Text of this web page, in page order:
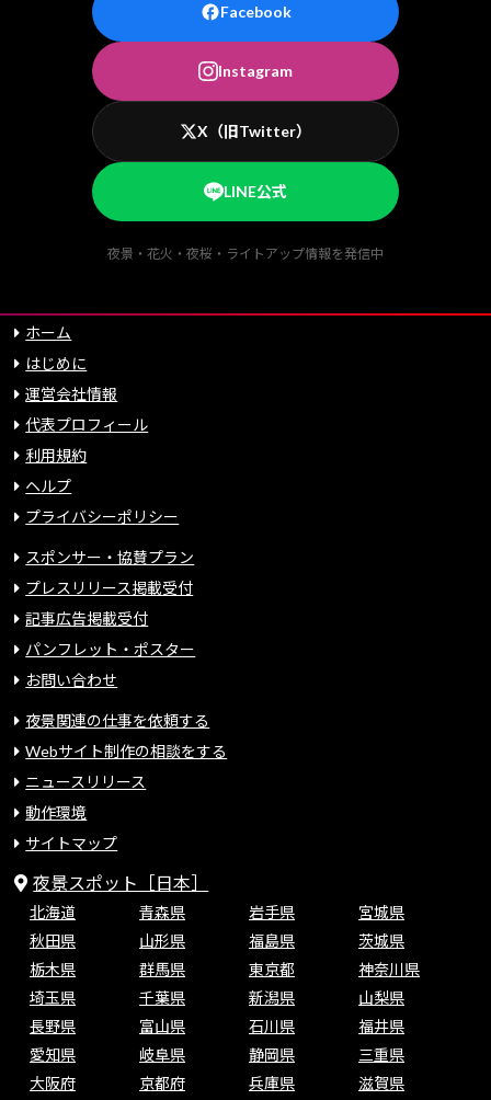
Facebook
Instagram
X（旧Twitter）
LINE公式
夜景・花火・夜桜・ライトアップ情報を発信中
ホーム
はじめに
運営会社情報
代表プロフィール
利用規約
ヘルプ
プライバシーポリシー
スポンサー・協賛プラン
プレスリリース掲載受付
記事広告掲載受付
パンフレット・ポスター
お問い合わせ
夜景関連の仕事を依頼する
Webサイト制作の相談をする
ニュースリリース
動作環境
サイトマップ
夜景スポット［日本］
北海道 青森県 岩手県
宮城県
秋田県
山形県 福島県
茨城県
栃木県
群馬県 東京都
神奈川県
埼玉県
千葉県 新潟県
山梨県
長野県
富山県 石川県
福井県
愛知県
岐阜県 静岡県
三重県
大阪府
京都府 兵庫県
滋賀県